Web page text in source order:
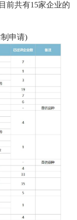
前共有15家企业的
申请)